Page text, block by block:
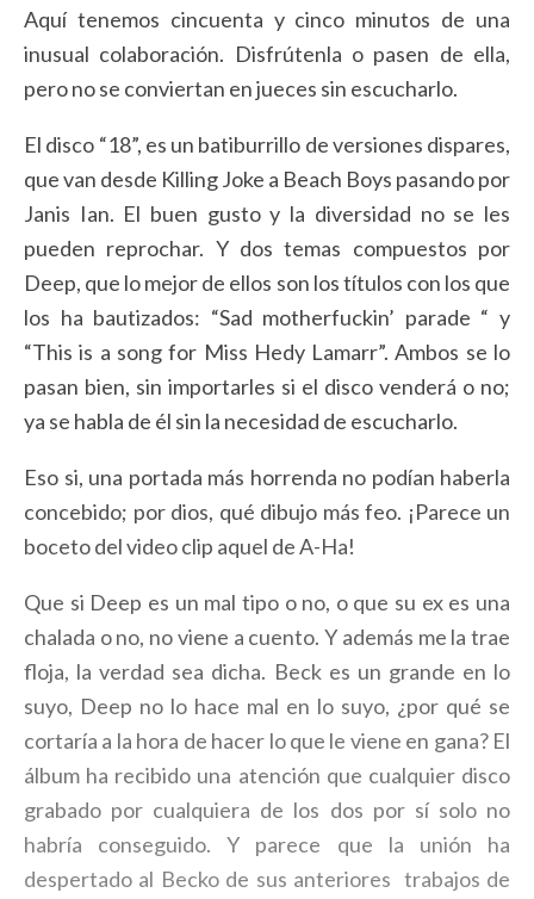
Aquí tenemos cincuenta y cinco minutos de una
inusual colaboración. Disfrútenla o pasen de ella,
pero no se conviertan en jueces sin escucharlo.
El disco “18”, es un batiburrillo de versiones dispares,
que van desde Killing Joke a Beach Boys pasando por
Janis Ian. El buen gusto y la diversidad no se les
pueden reprochar. Y dos temas compuestos por
Deep, que lo mejor de ellos son los títulos con los que
los ha bautizados: “Sad motherfuckin’ parade “ y
“This is a song for Miss Hedy Lamarr”. Ambos se lo
pasan bien, sin importarles si el disco venderá o no;
ya se habla de él sin la necesidad de escucharlo.
Eso si, una portada más horrenda no podían haberla
concebido; por dios, qué dibujo más feo. ¡Parece un
boceto del video clip aquel de A-Ha!
Que si Deep es un mal tipo o no, o que su ex es una
chalada o no, no viene a cuento. Y además me la trae
floja, la verdad sea dicha. Beck es un grande en lo
suyo, Deep no lo hace mal en lo suyo, ¿por qué se
cortaría a la hora de hacer lo que le viene en gana? El
álbum ha recibido una atención que cualquier disco
grabado por cualquiera de los dos por sí solo no
habría conseguido. Y parece que la unión ha
despertado al Becko de sus anteriores trabajos de